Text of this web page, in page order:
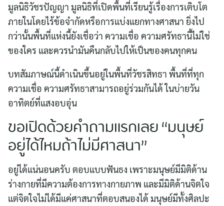
มูลนิธิวัชรปัญญา มูลนิธิที่เปิดพื้นที่เรียนรู้เรื่องการเติบโต
ภายในโดยไร้ข้อจำกัดหรือการแบ่งแยกทางศาสนา ยิ่งไป
กว่านั้นพื้นที่แห่งนี้ยังเชื่อว่า ความเชื่อ ความศรัทธานี้ไม่ใช่
ของใคร และควรนำมันคืนกลับไปให้เป็นของคนทุกคน
บทสัมภาษณ์นี้ดำเนินขึ้นอยู่ในพื้นที่วัชรสิทธา พื้นที่ที่ทุก
ความเชื่อ ความศรัทธาสามารถอยู่ร่วมกันได้ ในบ่ายวัน
อาทิตย์ที่แสงอบอุ่น
ขอเปิดด้วยคำถามแรกเลย “มนุษย์
อยู่ได้ไหมถ้าไม่มีศาสนา”
อยู่ได้แน่นอนครับ ตอบแบบฟันธง เพราะมนุษย์มีมิติด้าน
ร่างกายที่มีความต้องการทางกายภาพ และมีมิติด้านจิตใจ
แต่จิตใจไม่ได้มีแค่ศาสนาที่ตอบสนองได้ มนุษย์มีทั้งศิลปะ